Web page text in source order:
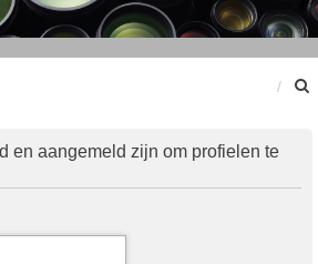
en aangemeld zijn om profielen te